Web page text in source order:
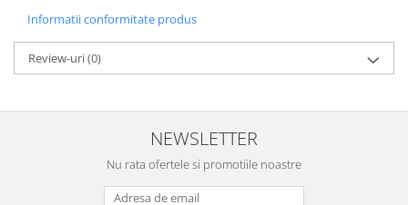
Informatii conformitate produs
Review-uri(0)
NEWSLETTER
Nu rata ofertele si promotiile noastre